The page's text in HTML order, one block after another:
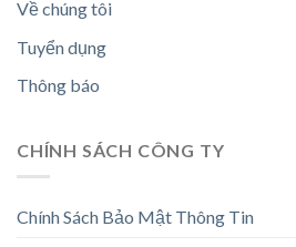
Về chúng tôi
Tuyển dụng
Thông báo
CHÍNH SÁCH CÔNG TY
Chính Sách Bảo Mật Thông Tin